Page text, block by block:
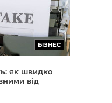
БІЗНЕС
як швидко
від